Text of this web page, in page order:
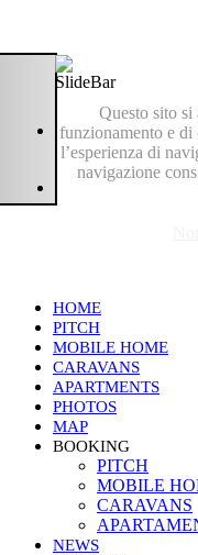
Questo sito si
funzionamento e
l’esperienza di
navigazione
HOME
PITCH
MOBILE HOME
CARAVANS
APARTMENTS
PHOTOS
MAP
BOOKING
PITCH
MOBILE
CARAVANS
NEWS